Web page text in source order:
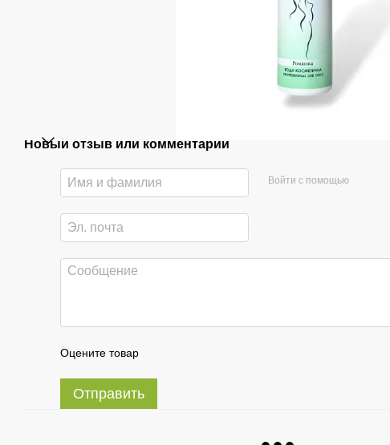
Новый отзыв или комментарий
Войти с помощью
Оцените товар
Отправить